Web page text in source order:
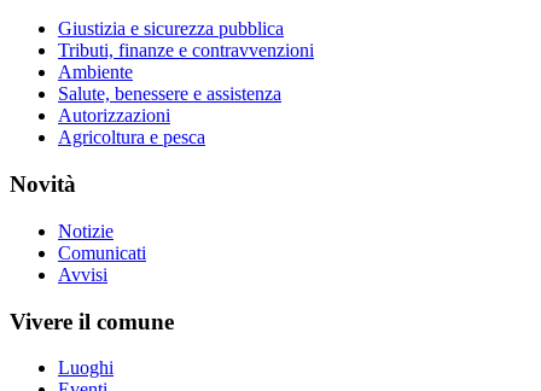
Giustizia e sicurezza pubblica
Tributi, finanze e contravvenzioni
Ambiente
Salute, benessere e assistenza
Autorizzazioni
Agricoltura e pesca
Novità
Notizie
Comunicati
Avvisi
Vivere il comune
Luoghi